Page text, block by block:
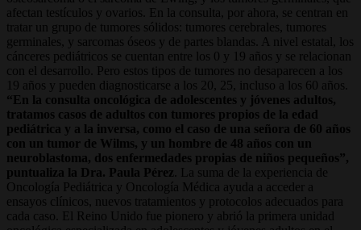
afectan testículos y ovarios. En la consulta, por ahora, se centran en
tratar un grupo de tumores sólidos: tumores cerebrales, tumores
germinales, y sarcomas óseos y de partes blandas. A nivel estatal, los
cánceres pediátricos se cuentan entre los 0 y 19 años y se relacionan
con el desarrollo. Pero estos tipos de tumores no desaparecen a los
19 años y pueden diagnosticarse a los 20, 25, incluso a los 60 años.
“En la consulta oncológica de adolescentes y jóvenes adultos,
tratamos casos de adultos con tumores propios de la edad
pediátrica y a la inversa, como el caso de una señora de 60 años
con un tumor de Wilms, y un hombre de 48 años con un
neuroblastoma, dos enfermedades propias de niños pequeños”,
puntualiza la Dra. Paula Pérez . La suma de la experiencia de
Oncología Pediátrica y Oncología Médica ayuda a acceder a
ensayos clínicos, nuevos tratamientos y protocolos adecuados para
cada caso. El Reino Unido fue pionero y abrió la primera unidad